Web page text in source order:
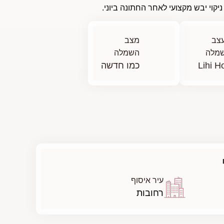
יבש מקצועי לאחר החתונה ביוני.
Lihi
מצב
השמלה
כמו חדשה
עיר איסוף
רחובות